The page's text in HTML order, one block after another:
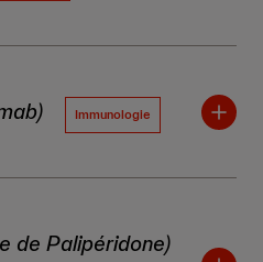
Immunologie
de Palipéridone)